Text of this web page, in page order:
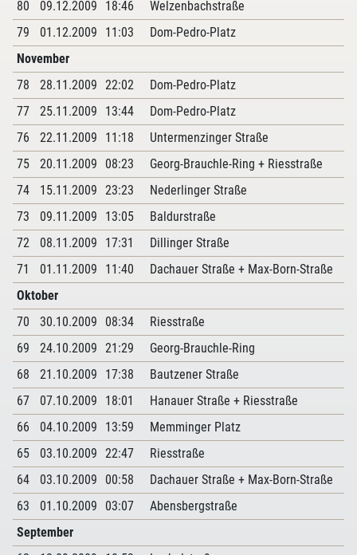
80 09.12.2009 18:46
Welzenbachstraße
79
01.12.2009 11:03
Dom-Pedro-Platz
November
78
28.11.2009 22:02
Dom-Pedro-Platz
77
25.11.2009 13:44
Dom-Pedro-Platz
76
22.11.2009 11:18
Untermenzinger Straße
75
20.11.2009 08:23
Georg-Brauchle-Ring + Riesstraße
74
15.11.2009 23:23
Nederlinger Straße
73
09.11.2009 13:05
Baldurstraße
72
08.11.2009 17:31
Dillinger Straße
71
01.11.2009 11:40
Dachauer Straße + Max-Born-Straße
Oktober
70
30.10.2009 08:34
Riesstraße
69
24.10.2009 21:29
Georg-Brauchle-Ring
68
21.10.2009 17:38
Bautzener Straße
67
07.10.2009 18:01
Hanauer Straße + Riesstraße
66
04.10.2009 13:59
Memminger Platz
65
03.10.2009 22:47
Riesstraße
64
03.10.2009 00:58
Dachauer Straße + Max-Born-Straße
63
01.10.2009 03:07
Abensbergstraße
September